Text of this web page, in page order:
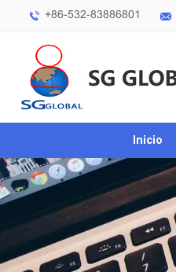
+86-532-83886801
Inicio